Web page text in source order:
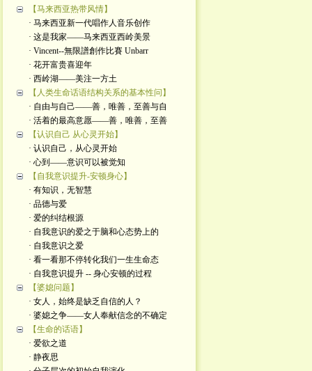
【马来西亚热带风情】
· 马来西亚新一代唱作人音乐创作
· 这是我家——马来西亚西岭美景
· Vincent--無限譜創作比賽 Unbarr
· 花开富贵喜迎年
· 西岭湖——美注一方土
【人类生命话语结构关系的基本性问】
· 自由与自己——善，唯善，至善与自
· 活着的最高意愿——善，唯善，至善
【认识自己 从心灵开始】
· 认识自己，从心灵开始
· 心到——意识可以被觉知
【自我意识提升-安顿身心】
· 有知识，无智慧
· 品德与爱
· 爱的纠结根源
· 自我意识的爱之于脑和心态势上的
· 自我意识之爱
· 看一看那不停转化我们一生生命态
· 自我意识提升 -- 身心安顿的过程
【婆媳问题】
· 女人，始终是缺乏自信的人？
· 婆媳之争——女人奉献信念的不确定
【生命的话语】
· 爱欲之道
· 静夜思